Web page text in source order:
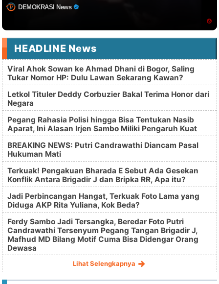
DEMOKRASI News
HEADLINE News
Viral Ahok Sowan ke Ahmad Dhani di Bogor, Saling
Tukar Nomor HP: Dulu Lawan Sekarang Kawan?
Letkol Tituler Deddy Corbuzier Bakal Terima Honor dari
Negara
Pegang Rahasia Polisi hingga Bisa Tentukan Nasib
Aparat, Ini Alasan Irjen Sambo Miliki Pengaruh Kuat
BREAKING NEWS: Putri Candrawathi Diancam Pasal
Hukuman Mati
Terkuak! Pengakuan Bharada E Sebut Ada Gesekan
Konflik Antara Brigadir J dan Bripka RR, Apa itu?
Jadi Perbincangan Hangat, Terkuak Foto Lama yang
Diduga AKP Rita Yuliana, Kok Beda?
Ferdy Sambo Jadi Tersangka, Beredar Foto Putri
Candrawathi Tersenyum Pegang Tangan Brigadir J,
Mafhud MD Bilang Motif Cuma Bisa Didengar Orang
Dewasa
Lihat Selengkapnya